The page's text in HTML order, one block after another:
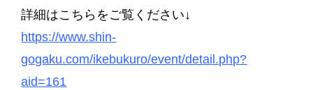
詳細はこちらをご覧ください↓
https://www.shin-
gogaku.com/ikebukuro/event/detail.php?
aid=161